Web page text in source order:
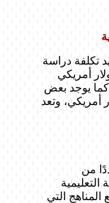
تكلفة دراسة
بحيث يحتاج الطالب إلى مبلغ 4500 دولار أمريكي
كما يوجد بعض
التركية بتكلفة تبدأ من 3750 دولار أمريكي، وتعد
من
التعليمية
المناهج التي